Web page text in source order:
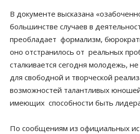
В документе высказана
большинстве случаев в
преобладает формализм,
оно отстранилось от реальных
сталкивается сегодня молодежь,
для свободной и творческой
возможностей талантливых
имеющих способности быть
По сообщениям из официальных